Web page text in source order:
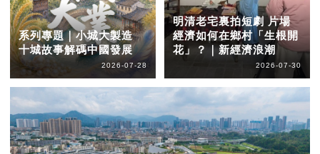
系列專題｜小城大製造
十城故事解碼中國發展
2026-07-28
明清老宅裏拍短劇 片場
經濟如何在鄉村「生根開
花」？｜新經濟浪潮
2026-07-30